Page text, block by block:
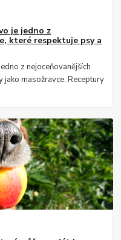
je jedno z
které respektuje psy a
z nejoceňovanějších
jako masožravce. Receptury